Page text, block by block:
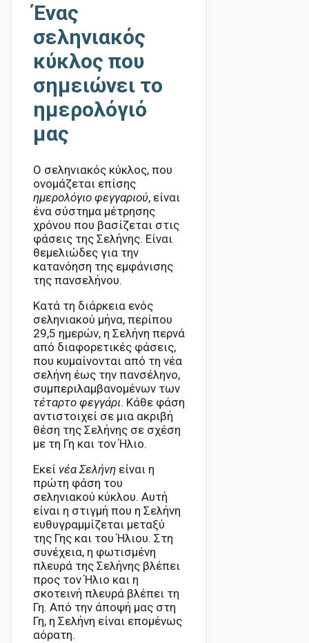
Ένας
σεληνιακός
κύκλος που
σημειώνει το
ημερολόγιό
μας
Ο σεληνιακός κύκλος, που
ονομάζεται επίσης
ημερολόγιο φεγγαριού, είναι
ένα σύστημα μέτρησης
χρόνου που βασίζεται στις
φάσεις της Σελήνης. Είναι
θεμελιώδες για την
κατανόηση της εμφάνισης
της πανσελήνου.
Κατά τη διάρκεια ενός
σεληνιακού μήνα, περίπου
29,5 ημερών, η Σελήνη περνά
από διαφορετικές φάσεις,
που κυμαίνονται από τη νέα
σελήνη έως την πανσέληνο,
συμπεριλαμβανομένων των
τέταρτο φεγγάρι. Κάθε φάση
αντιστοιχεί σε μια ακριβή
θέση της Σελήνης σε σχέση
με τη Γη και τον Ήλιο.
Εκεί νέα Σελήνη είναι η
πρώτη φάση του
σεληνιακού κύκλου. Αυτή
είναι η στιγμή που η Σελήνη
ευθυγραμμίζεται μεταξύ
της Γης και του Ήλιου. Στη
συνέχεια, η φωτισμένη
πλευρά της Σελήνης βλέπει
προς τον Ήλιο και η
σκοτεινή πλευρά βλέπει τη
Γη. Από την άποψή μας στη
Γη, η Σελήνη είναι επομένως
αόρατη.